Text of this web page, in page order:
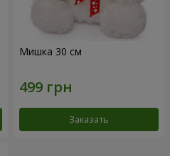
Мишка 30 см
Заказать